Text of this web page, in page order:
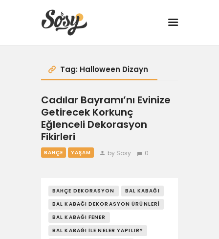
TARİFLER
MANGAL
YANCI
BBQ 101
YAŞAM
Tag: Halloween Dizayn
Cadılar Bayramı’nı Evinize
Getirecek Korkunç
Eğlenceli Dekorasyon
Fikirleri
BAHÇE YAŞAM by Sosy 0
BAHÇE DEKORASYON
BAL KABAĞI
BAL KABAĞI DEKORASYON ÜRÜNLERI
BAL KABAĞI FENER
BAL KABAĞI ILE NELER YAPILIR?